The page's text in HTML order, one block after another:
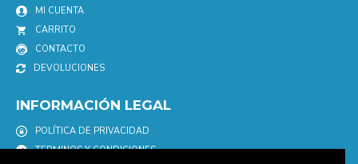
MI CUENTA
CARRITO
CONTACTO
DEVOLUCIONES
INFORMACIÓN LEGAL
POLÍTICA DE PRIVACIDAD
TERMINOS Y CONDICIONES